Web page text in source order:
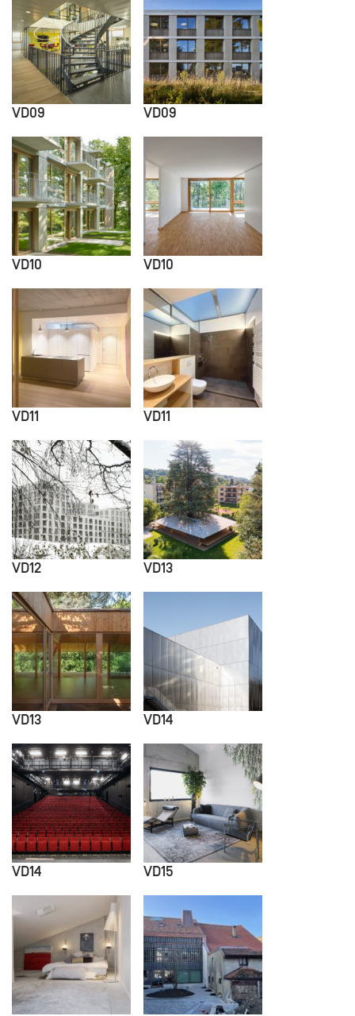
VD09 VD09
VD10 VD10
VD11 VD11
VD12 VD13
VD13 VD14
VD14 VD15